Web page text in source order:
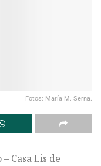
Fotos: María M. Serna.
Casa Lis de